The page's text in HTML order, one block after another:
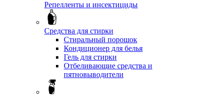
Репелленты и инсектициды
Средства для стирки
Стиральный порошок
Кондиционер для белья
Гель для стирки
Отбеливающие средства и
пятновыводители